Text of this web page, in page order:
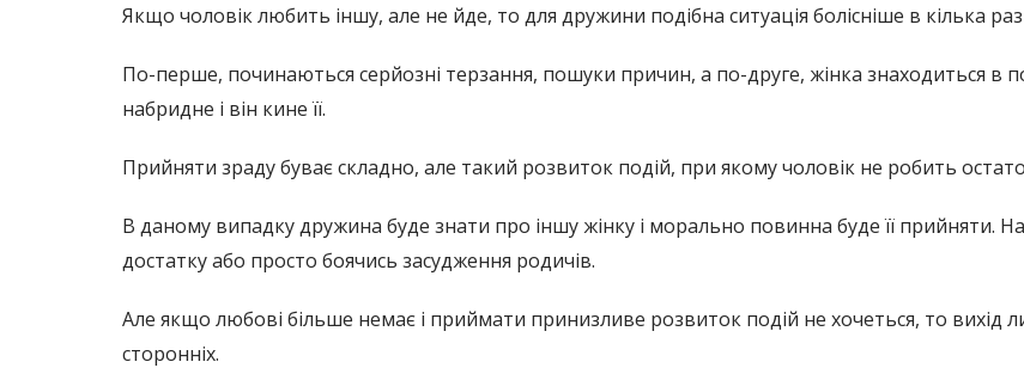
Якщо чоловік любить іншу, але не йде, то для дружини подібна ситуація болісніше в кілька
По-перше, починаються серйозні терзання, пошуки причин, а по-друге, жінка знаходиться в
набридне і він кине її.
Прийняти зраду буває складно, але такий розвиток подій, при якому чоловік не робить
В даному випадку дружина буде знати про іншу жінку і морально повинна буде її прийняти.
достатку або просто боячись засудження родичів.
Але якщо любові більше немає і приймати принизливе розвиток подій не хочеться, то
сторонніх.